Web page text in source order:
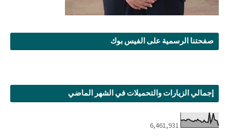
صفحتنا الرسمية على الفيس بوك
إجمالي الزيارات والتحميلات في الشهر الماضي
6,461,931